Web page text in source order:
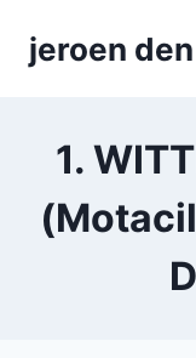
jeroen
1.